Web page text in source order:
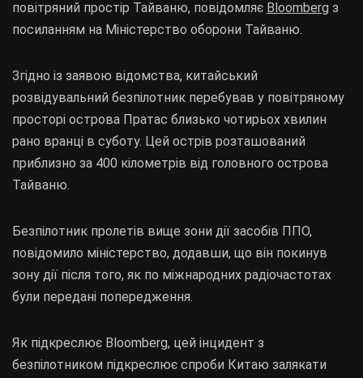
повітряний простір Тайваню, повідомляє Bloomberg з
посиланням на Міністерство оборони Тайваню.
Згідно із заявою відомства, китайський
розвідувальний безпілотник перебував у повітряному
просторі острова Пратас близько чотирьох хвилин
рано вранці в суботу. Цей острів розташований
приблизно за 400 кілометрів від головного острова
Тайваню.
Безпілотник пролетів вище зони дії засобів ППО,
повідомило міністерство, додавши, що він покинув
зону дії після того, як по міжнародних радіочастотах
були передані попередження.
Як підкреслює Bloomberg, цей інцидент з
безпілотником підкреслює спроби Китаю залякати